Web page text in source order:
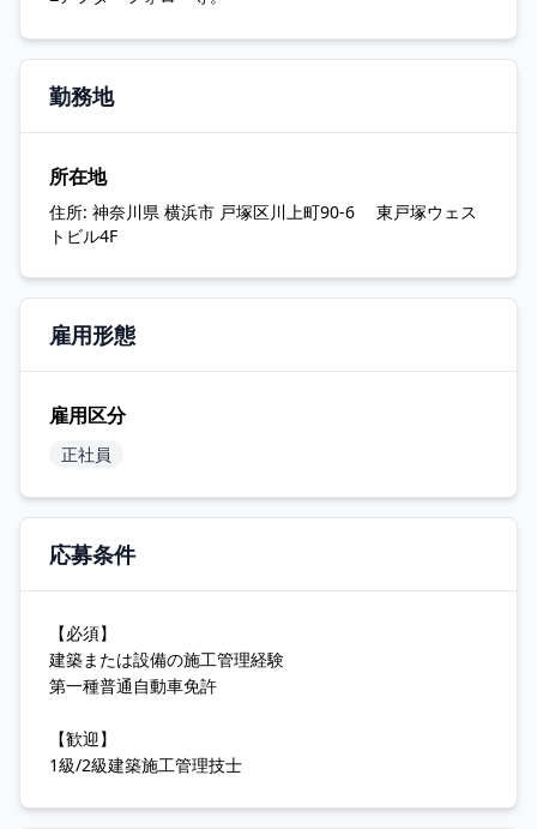
勤務地
所在地
住所: 神奈川県 横浜市 戸塚区川上町90-6 東戸塚ウェス
トビル4F
雇用形態
雇用区分
正社員
応募条件
【必須】
建築または設備の施工管理経験
第一種普通自動車免許
【歓迎】
1級/2級建築施工管理技士